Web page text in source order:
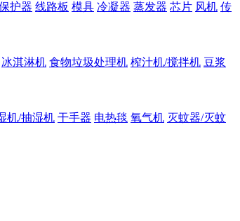
护器 线路板 模具 冷凝器 蒸发器 芯片 风机 传
冰淇淋机 食物垃圾处理机 榨汁机/搅拌机 豆浆
机/抽湿机 干手器 电热毯 氧气机 灭蚊器/灭蚊